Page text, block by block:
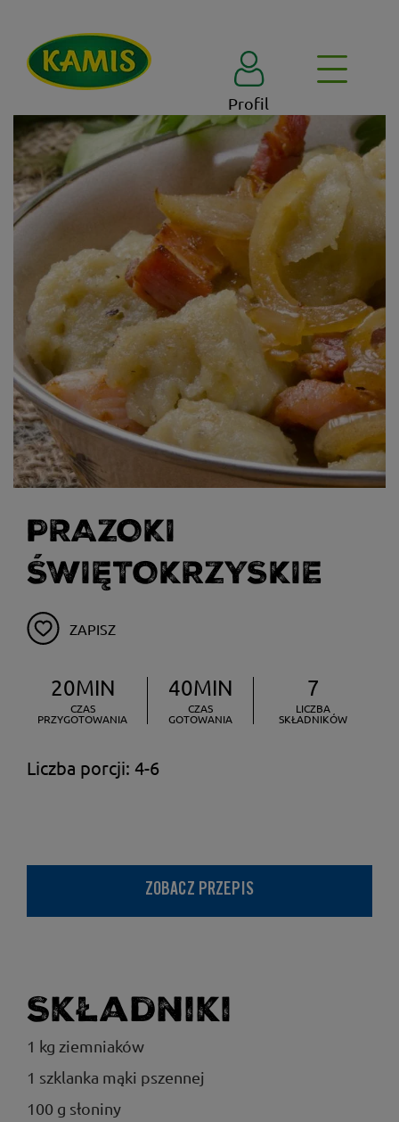
Profil
PRAZOKI
ŚWIĘTOKRZYSKIE
ZAPISZ
20MIN
CZAS
PRZYGOTOWANIA
40MIN
CZAS
GOTOWANIA
7
LICZBA
SKŁADNIKÓW
Liczba porcji: 4-6
ZOBACZ PRZEPIS
Składniki
1 kg ziemniaków
1 szklanka mąki pszennej
100 g słoniny